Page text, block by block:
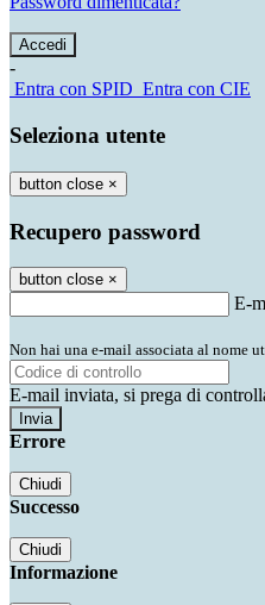
-
Entra con SPID Entra con CIE
Seleziona utente
button close ×
Recupero password
button close ×
E-
Non hai una e-mail associata al nome
E-mail inviata, si prega di
Errore
Chiudi
Successo
Chiudi
Informazione